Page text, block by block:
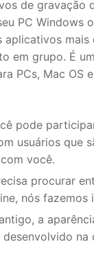
de gravação
PC Windows
aplicativos mais
em grupo. É
PCs, Mac OS
pode
usuários que
você.
procurar
nós fazemos
a
na